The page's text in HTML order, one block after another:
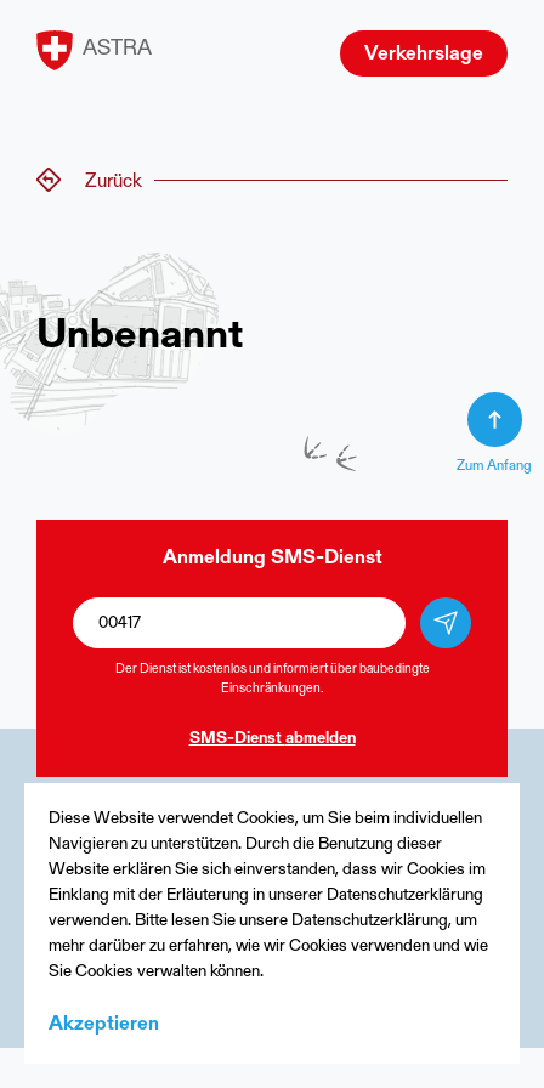
ASTRA Verkehrslage
Zurück
Unbenannt
Zum Anfang
Anmeldung SMS-Dienst
Der Dienst ist kostenlos und informiert über baubedingte
Einschränkungen.
SMS-Dienst abmelden
Medien
Kontakt
Impressum
Diese Website verwendet Cookies, um Sie beim individuellen
Navigieren zu unterstützen. Durch die Benutzung dieser
Website erklären Sie sich einverstanden, dass wir Cookies im
Einklang mit der Erläuterung in unserer Datenschutzerklärung
verwenden. Bitte lesen Sie unsere Datenschutzerklärung, um
mehr darüber zu erfahren, wie wir Cookies verwenden und wie
Sie Cookies verwalten können.
Akzeptieren